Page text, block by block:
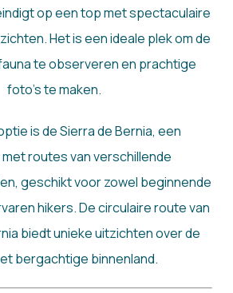
op een top met spectaculaire
Het is een ideale plek om de
te observeren en prachtige
foto’s te maken.
is de Sierra de Bernia, een
routes van verschillende
geschikt voor zowel beginnende
hikers. De circulaire route van
biedt unieke uitzichten over de
bergachtige binnenland.